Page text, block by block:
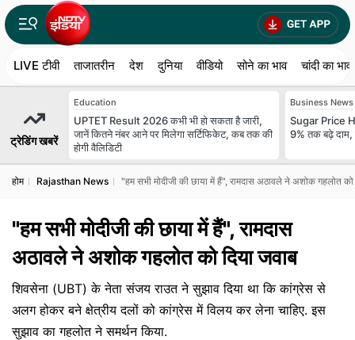
LIVE टीवी ताजातरीन देश दुनिया वीडियो सोने का भाव चांदी का भाव
ट्रेडिंग खबरें
Education
UPTET Result 2026 कभी भी हो सकता है जारी,
जानें कितने नंबर आने पर मिलेगा सर्टिफिकेट, कब तक की
होगी वैलिडिटी
Business News
Sugar Price
9% तक बढ़े दाम,
होम Rajasthan News "हम सभी मोदीजी की छाया में हैं", रामदास अठावले ने अशोक गहलोत को
"हम सभी मोदीजी की छाया में हैं", रामदास
अठावले ने अशोक गहलोत को दिया जवाब
शिवसेना (UBT) के नेता संजय राउत ने सुझाव दिया था कि कांग्रेस से
अलग होकर बने क्षेत्रीय दलों को कांग्रेस में विलय कर लेना चाहिए. इस
सुझाव का गहलोत ने समर्थन किया.